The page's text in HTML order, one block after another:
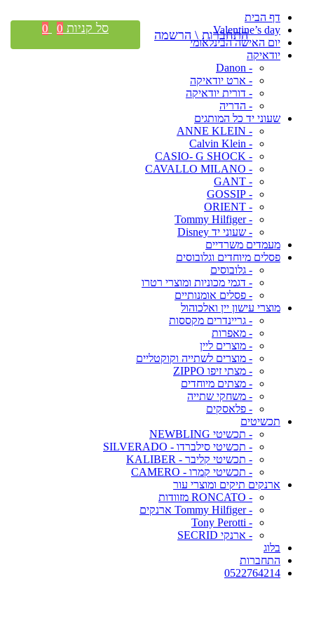
דף הבית
Valentine’s day
יום האישה הבינלאומי
יודאיקה
- Danon
- ארט יודאיקה
- דורית יודאיקה
- הדריה
שעוני יד כל המותגים
- ANNE KLEIN
- Calvin Klein
- CASIO- G SHOCK
- CAVALLO MILANO
- GANT
- GOSSIP
- ORIENT
- Tommy Hilfiger
- שעוני יד Disney
מעמדים משרדיים
פסלים מיוחדים וגלובוסים
- גלובוסים
- דגמי מכוניות ומוצרי רטרו
- פסלים אומנותיים
מוצרי עישון יין ואלכוהול
- גריינדרים מקססות
- מאפרות
- מוצרים ליין
- מוצרים לשתייה וקוקטליים
- מצתי זיפו ZIPPO
- מצתים מיוחדים
- משחקי שתייה
- פלאסקים
תכשיטים
- תכשיטי NEWBLING
- תכשיטי סילברדו - SILVERADO
- תכשיטי קליבר - KALIBER
- תכשיטי קמרו - CAMERO
ארנקים תיקים ומוצרי עור
- RONCATO מזוודות
- Tommy Hilfiger ארנקים
- Tony Perotti
- ארנקי SECRID
בלוג
התחברות
0522764214
התחברות \ הרשמה סל קניות 0
0